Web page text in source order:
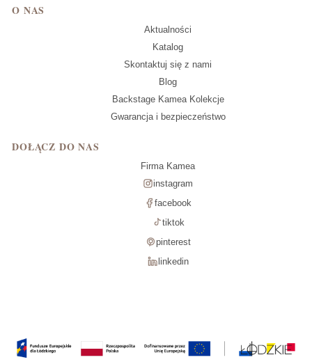
O NAS
Aktualności
Katalog
Skontaktuj się z nami
Blog
Backstage Kamea Kolekcje
Gwarancja i bezpieczeństwo
DOŁĄCZ DO NAS
Firma Kamea
instagram
facebook
tiktok
pinterest
linkedin